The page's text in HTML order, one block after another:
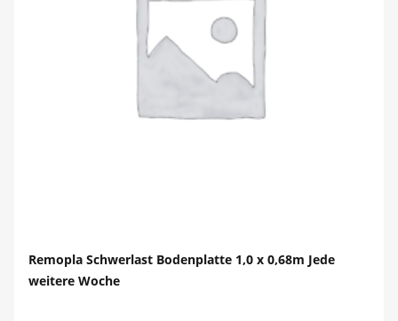
Remopla Schwerlast Bodenplatte 1,0 x 0,68m Jede
weitere Woche